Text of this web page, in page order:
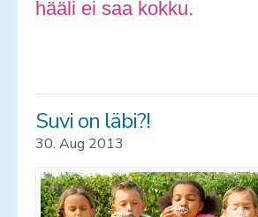
hääli ei saa kokku.
Suvi on läbi?!
30. Aug 2013